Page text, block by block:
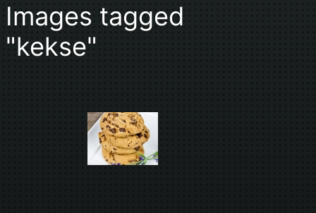
Images tagged
"kekse"